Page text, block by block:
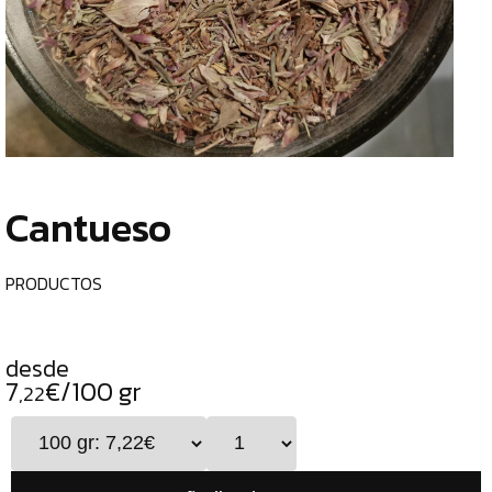
TIENDA
CHOCOLATES
ESPECIALES
ESPECIAS
CAFÉS
GENERAL
INFUSIONES
LEGUMBRES
SEMILLAS
Cantueso
PRODUCTOS
desde
7,22€/100 gr